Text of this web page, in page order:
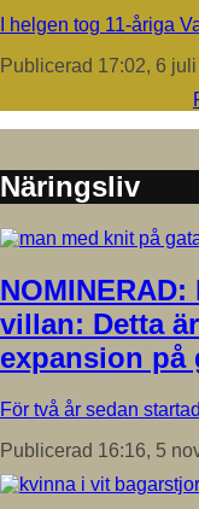
I helgen tog 11-åriga
Publicerad 17:02, 6
Näringsliv
villan: Detta
expansion på
För två år sedan
Publicerad 16:16, 5